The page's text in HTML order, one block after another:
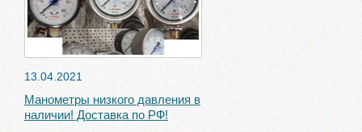
13.04.2021
Манометры низкого давления в
наличии! Доставка по РФ!